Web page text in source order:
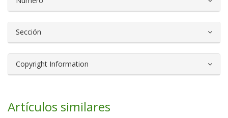
Sección
Copyright Information
Artículos similares